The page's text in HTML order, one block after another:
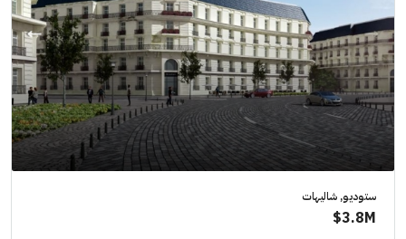
ستوديو, شاليهات
3.8M$